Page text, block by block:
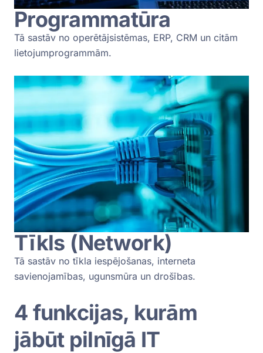
Programmatūra
Tā sastāv no operētājsistēmas, ERP, CRM un citām
lietojumprogrammām.
Tīkls (Network)
Tā sastāv no tīkla iespējošanas, interneta
savienojamības, ugunsmūra un drošības.
4 funkcijas, kurām
jābūt pilnīgā IT